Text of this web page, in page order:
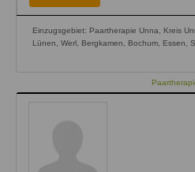
Einzugsgebiet: Paartherapie Unna, Kreis
Lünen, Werl, Bergkamen, Bochum, Essen,